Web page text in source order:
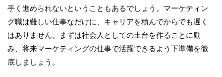
手く進められないということもあるでしょう。マーケティン
グ職は難しい仕事なだけに、キャリアを積んでからでも遅く
はありません。まずは社会人としての土台を作ることに励
み、将来マーケティングの仕事で活躍できるよう下準備を徹
底しましょう。